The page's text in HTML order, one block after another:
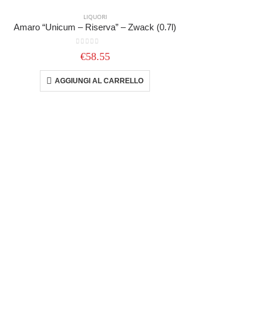
LIQUORI
Amaro “Unicum – Riserva” – Zwack (0.7l)
€58.55
AGGIUNGI AL CARRELLO